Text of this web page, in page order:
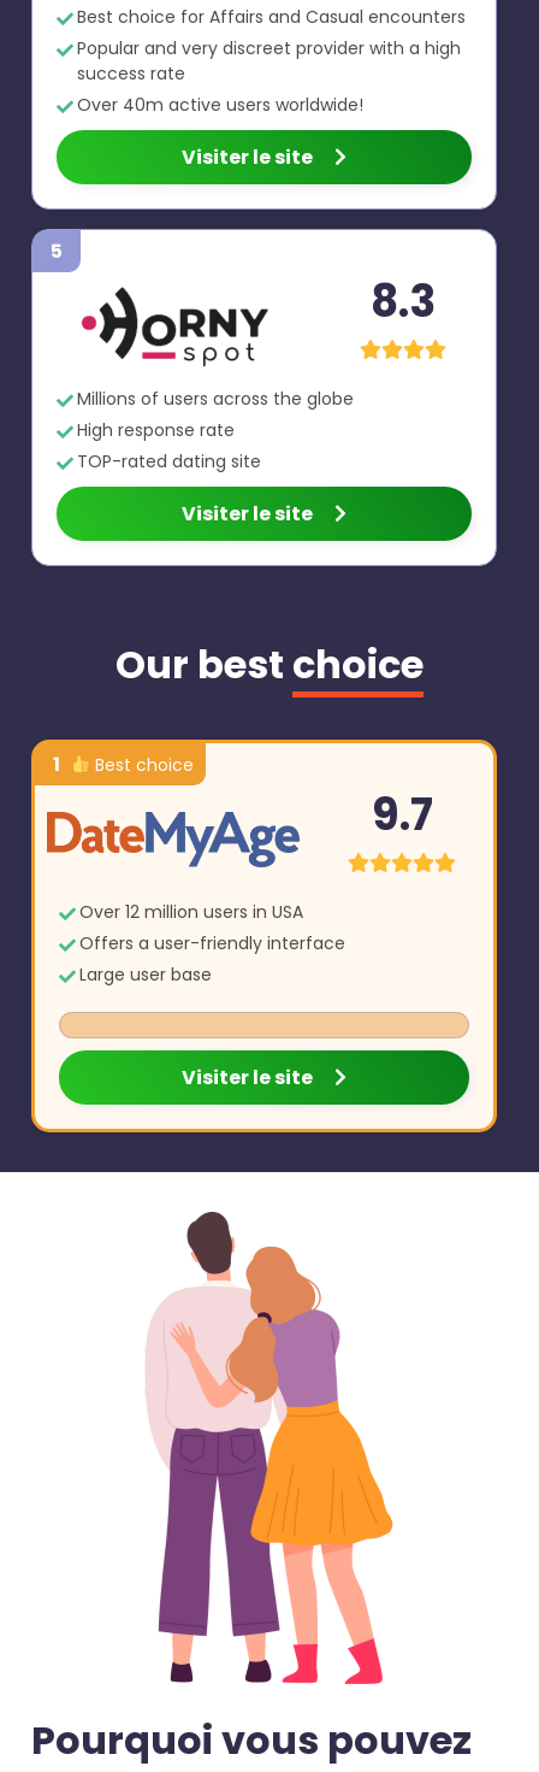
Best choice for Affairs and Casual encounters
Popular and very discreet provider with a high
success rate
Over 40m active users worldwide!
Visiter le site
5
8.3
Millions of users across the globe
High response rate
TOP-rated dating site
Visiter le site
Our best choice
1 Best choice
9.7
Over 12 million users in USA
Offers a user-friendly interface
Large user base
Visiter le site
Pourquoi vous pouvez